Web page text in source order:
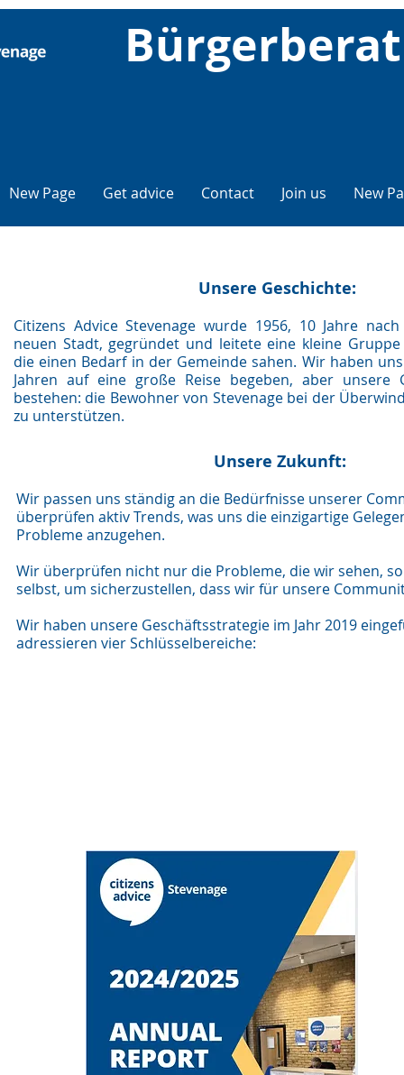
New Page Get advice Contact Join us New
Unsere Geschichte:
Citizens Advice Stevenage wurde 1956, 10 Jahre
neuen Stadt, gegründet und leitete eine kleine
die einen Bedarf in der Gemeinde sahen. Wir haben
Jahren auf eine große Reise begeben, aber unsere
bestehen: die Bewohner von Stevenage bei der
zu unterstützen.
Unsere Zukunft:
Wir passen uns ständig an die Bedürfnisse unserer
überprüfen aktiv Trends, was uns die einzigartige
Probleme anzugehen.
Wir überprüfen nicht nur die Probleme, die wir sehen,
selbst, um sicherzustellen, dass wir für unsere
Wir haben unsere Geschäftsstrategie im Jahr 2019
adressieren vier Schlüsselbereiche: